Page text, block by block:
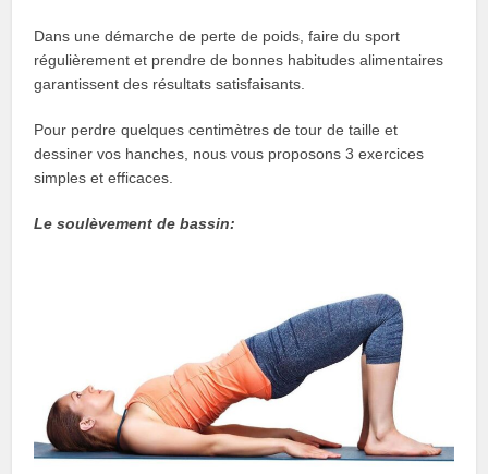
Dans une démarche de perte de poids, faire du sport
régulièrement et prendre de bonnes habitudes alimentaires
garantissent des résultats satisfaisants.
Pour perdre quelques centimètres de tour de taille et
dessiner vos hanches, nous vous proposons 3 exercices
simples et efficaces.
Le soulèvement de bassin: